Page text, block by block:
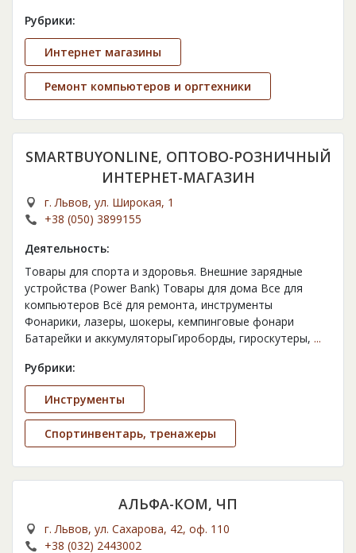
Рубрики:
Интернет магазины
Ремонт компьютеров и оргтехники
SMARTBUYONLINE, ОПТОВО-РОЗНИЧНЫЙ
ИНТЕРНЕТ-МАГАЗИН
г. Львов, ул. Широкая, 1
+38 (050) 3899155
Деятельность:
Товары для спорта и здоровья. Внешние зарядные
устройства (Power Bank) Товары для дома Все для
компьютеров Всё для ремонта, инструменты
Фонарики, лазеры, шокеры, кемпинговые фонари
Батарейки и аккумуляторыГироборды, гироскутеры, ...
Рубрики:
Инструменты
Спортинвентарь, тренажеры
АЛЬФА-КОМ, ЧП
г. Львов, ул. Сахарова, 42, оф. 110
+38 (032) 2443002